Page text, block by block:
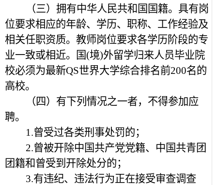
（三）拥有中华人民共和国国籍。具有岗
位要求相应的年龄、学历、职称、工作经验及
相关任职资质。教师岗位要求各学历阶段的专
业一致或相近。国(境)外留学归来人员毕业院
校必须为最新QS世界大学综合排名前200名的
高校。
（四）有下列情况之一者，不得参加应
聘。
1.曾受过各类刑事处罚的；
2.曾被开除中国共产党党籍、中国共青团
团籍和曾受到开除处分的；
3.有违纪、违法行为正在接受审查调查